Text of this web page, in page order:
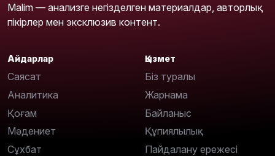
Malim — анализге негізделген материалдар, авторлық
пікірлер мен эксклюзив контент.
Айдарлар
Саясат
Аналитика
Қоғам
Мәдениет
Сұхбат
Қызмет
Біз туралы
Жарнама
Байланыс
Құпиялылық
Пайдалану ережесі